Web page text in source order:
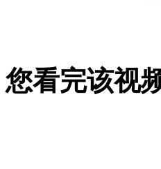
女孩北京地铁殴打老人
您看完该视